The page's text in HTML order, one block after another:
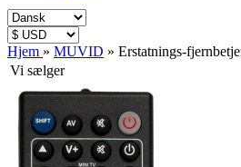
Hjem » MUVID » Erstatnings-
Vi sælger